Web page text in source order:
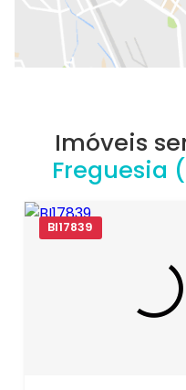
Imóveis
Freguesia
BI17839